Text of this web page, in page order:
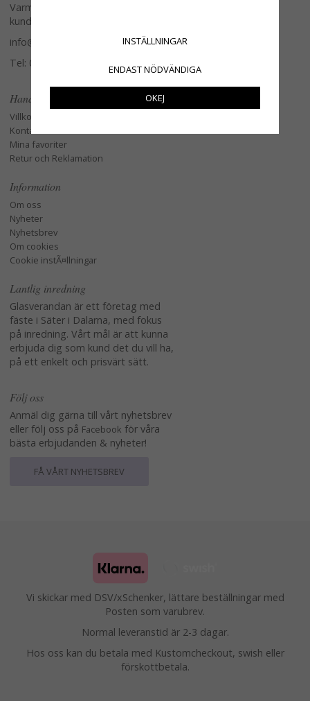
Varmt välkommen att kontakta vår
kundtjänst.
info@glasverandan.se
Tel: 079-3495968
Handla
Villkor
Kontakta oss
Mina favoriter
Retur och Reklamation
Information
Om oss
Nyheter
Nyhetsbrev
Om cookies
Cookie instÃ¤llningar
Lantlig inredning
Glasverandan är ett företag med
fäste i Säter i Dalarna, med fokus
på inredning. Vårt mål är att kunna
erbjuda dig som kund det du vill ha,
på ett enkelt och prisvärt sätt.
Följ oss
Anmäl dig gärna till vårt nyhetsbrev
eller följ oss på Facebook för våra
bästa erbjudanden & nyheter!
FÅ VÅRT NYHETSBREV
Vi skickar med DSV/xSchenker, lättare beställningar med
Posten som varubrev.
Normal leveranstid är 2-3 dagar.
Hos oss kan du betala med Kustomcheckout, swish eller
förskottbetala.
INSTÄLLNINGAR
ENDAST NÖDVÄNDIGA
OKEJ